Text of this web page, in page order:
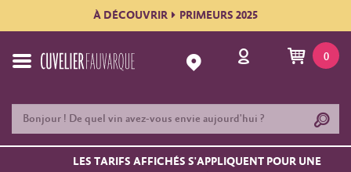
À DÉCOUVRIR PRIMEURS 2025
0
LES TARIFS AFFICHÉS S'APPLIQUENT POUR UNE